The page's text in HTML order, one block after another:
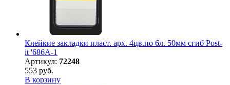
Клейкие закладки пласт. арх. 4цв.по 6л. 50мм сгиб Post-
it '686А-1
Артикул: 72248
553 руб.
В корзину